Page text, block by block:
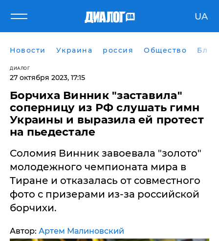
UA
Новости Украина россия Общество
ДИАЛОГ
27 октября 2023, 17:15
Борчиха Винник "заставила"
соперницу из РФ слушать гимн
Украины и выразила ей протест
на пьедестале
Соломия Винник завоевала "золото"
молодежного чемпионата мира в
Тиране и отказалась от совместного
фото с призерами из-за российской
борчихи.
Автор: Артем Малиновский